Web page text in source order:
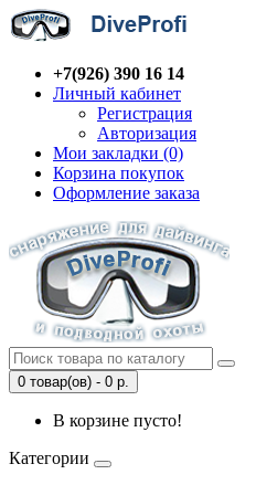
+7(926) 390 16 14
Личный кабинет
Регистрация
Авторизация
Мои закладки (0)
Корзина покупок
Оформление заказа
0 товар(ов) - 0 р.
В корзине пусто!
Категории